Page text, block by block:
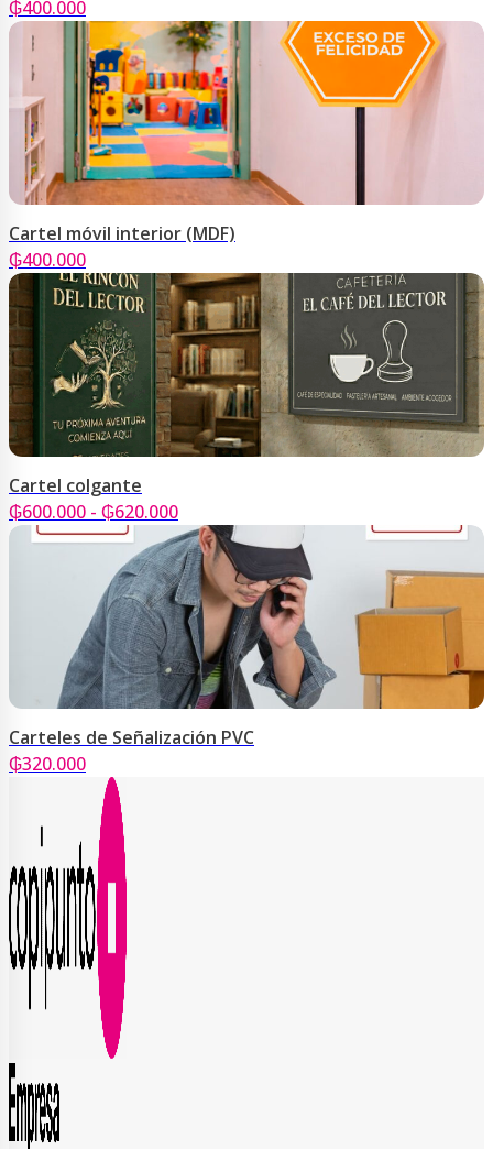
₲400.000
Cartel móvil interior (MDF)
₲400.000
Cartel colgante
₲600.000 - ₲620.000Rango
de
precios:
desde
₲600.000
hasta
₲620.000
Carteles de Señalización PVC
₲320.000